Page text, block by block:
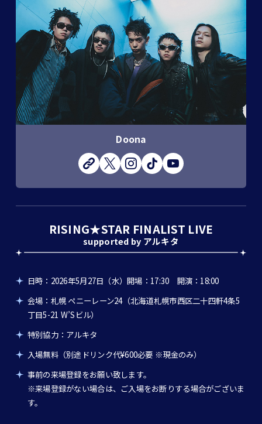
Doona
RISING★STAR FINALIST LIVE
supported by アルキタ
日時：2026年5月27日（水）開場：17:30 開演：18:00
会場：札幌 ペニーレーン24（北海道札幌市西区二十四軒4条5
丁目5-21 W’Sビル）
特別協力：アルキタ
入場無料（別途ドリンク代¥600必要 ※現金のみ）
事前の来場登録をお願い致します。
※来場登録がない場合は、ご入場をお断りする場合がございま
す。